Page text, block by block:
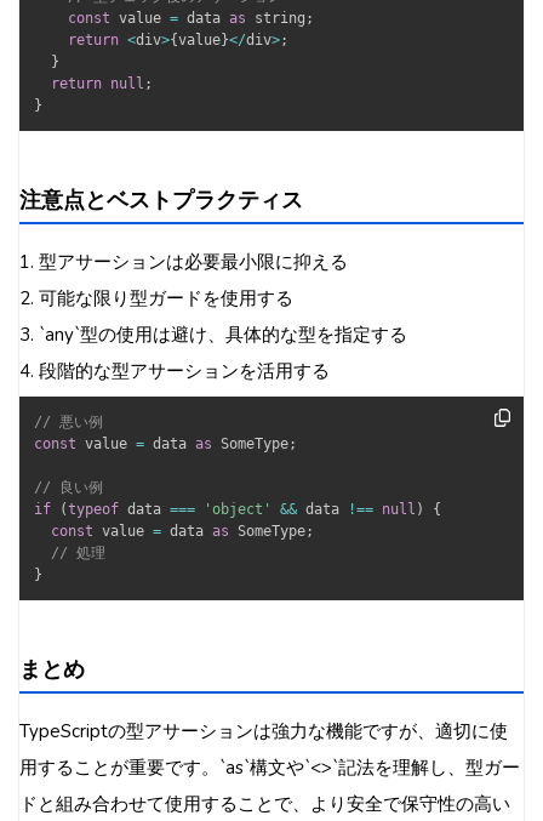
const value = data as string ;
return <div>{value}</div>;
}
return null ;
}
注意点とベストプラクティス
1. 型アサーションは必要最小限に抑える
2. 可能な限り型ガードを使用する
3. `any`型の使用は避け、具体的な型を指定する
4. 段階的な型アサーションを活用する
// 悪い例
const value = data as SomeType;
// 良い例
if
(typeof data === 'object' && data !== null )
{
const value = data as SomeType;
// 処理
}
まとめ
TypeScriptの型アサーションは強力な機能ですが、適切に使
用することが重要です。`as`構文や`<>`記法を理解し、型ガー
ドと組み合わせて使用することで、より安全で保守性の高い